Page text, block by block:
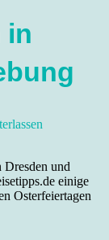
in
und
einige
Osterfeiertagen